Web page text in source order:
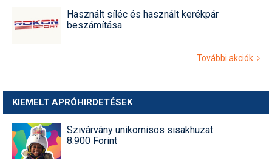
Használt síléc és használt kerékpár
beszámítása
További akciók
KIEMELT APRÓHIRDETÉSEK
Szivárvány unikornisos sisakhuzat
8.900 Forint